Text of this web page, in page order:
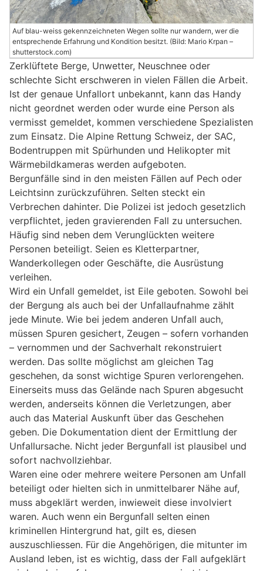
Auf blau-weiss gekennzeichneten Wegen sollte nur wandern, wer die
entsprechende Erfahrung und Kondition besitzt. (Bild: Mario Krpan –
shutterstock.com)
Zerklüftete Berge, Unwetter, Neuschnee oder
schlechte Sicht erschweren in vielen Fällen die Arbeit.
Ist der genaue Unfallort unbekannt, kann das Handy
nicht geordnet werden oder wurde eine Person als
vermisst gemeldet, kommen verschiedene Spezialisten
zum Einsatz. Die Alpine Rettung Schweiz, der SAC,
Bodentruppen mit Spürhunden und Helikopter mit
Wärmebildkameras werden aufgeboten.
Bergunfälle sind in den meisten Fällen auf Pech oder
Leichtsinn zurückzuführen. Selten steckt ein
Verbrechen dahinter. Die Polizei ist jedoch gesetzlich
verpflichtet, jeden gravierenden Fall zu untersuchen.
Häufig sind neben dem Verunglückten weitere
Personen beteiligt. Seien es Kletterpartner,
Wanderkollegen oder Geschäfte, die Ausrüstung
verleihen.
Wird ein Unfall gemeldet, ist Eile geboten. Sowohl bei
der Bergung als auch bei der Unfallaufnahme zählt
jede Minute. Wie bei jedem anderen Unfall auch,
müssen Spuren gesichert, Zeugen – sofern vorhanden
– vernommen und der Sachverhalt rekonstruiert
werden. Das sollte möglichst am gleichen Tag
geschehen, da sonst wichtige Spuren verlorengehen.
Einerseits muss das Gelände nach Spuren abgesucht
werden, anderseits können die Verletzungen, aber
auch das Material Auskunft über das Geschehen
geben. Die Dokumentation dient der Ermittlung der
Unfallursache. Nicht jeder Bergunfall ist plausibel und
sofort nachvollziehbar.
Waren eine oder mehrere weitere Personen am Unfall
beteiligt oder hielten sich in unmittelbarer Nähe auf,
muss abgeklärt werden, inwieweit diese involviert
waren. Auch wenn ein Bergunfall selten einen
kriminellen Hintergrund hat, gilt es, diesen
auszuschliessen. Für die Angehörigen, die mitunter im
Ausland leben, ist es wichtig, dass der Fall aufgeklärt